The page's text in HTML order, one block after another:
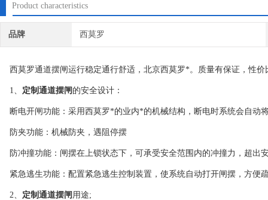
Product characteristics
品牌 西莫罗
西莫罗通道摆闸运行稳定通行舒适，北京西莫罗*。质量有保证，性价
1、 定制通道摆闸 的安全设计：
断电开闸功能：采用西莫罗*的业内*的机械结构，断电时系统会自动
防夹功能：机械防夹，遇阻停摆
防冲撞功能：闸摆在上锁状态下，可承受安全范围内的冲撞力，超出
紧急逃生功能：配置紧急逃生控制装置，使系统自动打开闸摆，方便
2、 定制通道摆闸 用途;